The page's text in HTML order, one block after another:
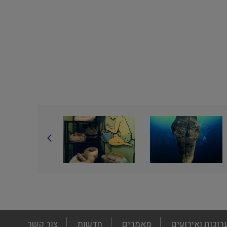
ואירועים מאמרים חדשות צור קשר